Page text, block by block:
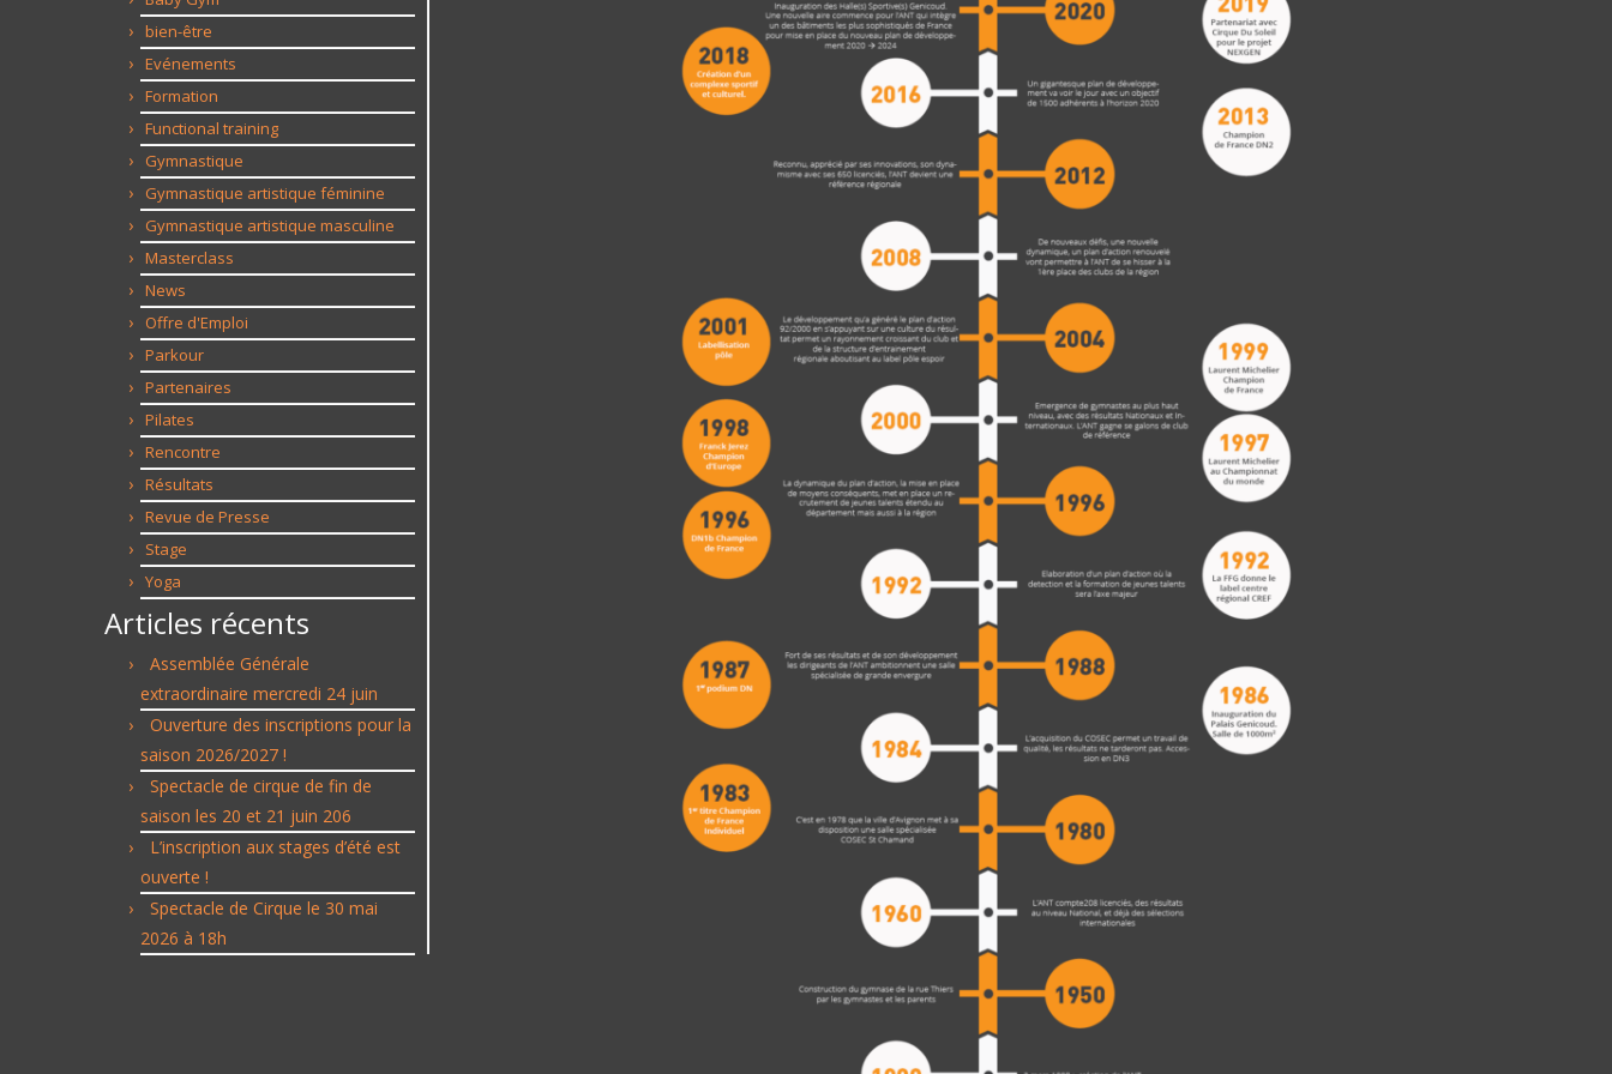
bien-être
Evénements
Formation
Functional training
Gymnastique
Gymnastique artistique féminine
Gymnastique artistique masculine
Masterclass
News
Offre d'Emploi
Parkour
Partenaires
Pilates
Rencontre
Résultats
Revue de Presse
Stage
Yoga
Articles récents
Assemblée Générale
extraordinaire mercredi 24 juin
Ouverture des inscriptions pour la
saison 2026/2027 !
Spectacle de cirque de fin de
saison les 20 et 21 juin 206
L’inscription aux stages d’été est
ouverte !
Spectacle de Cirque le 30 mai
2026 à 18h